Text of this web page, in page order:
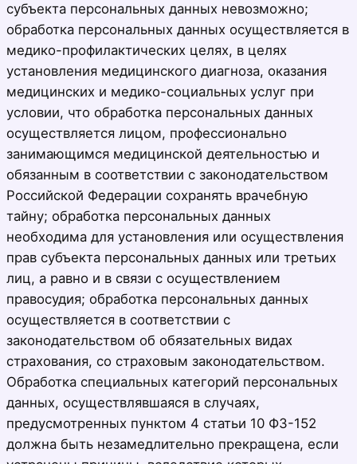
субъекта персональных данных невозможно;
обработка персональных данных осуществляется в
медико-профилактических целях, в целях
установления медицинского диагноза, оказания
медицинских и медико-социальных услуг при
условии, что обработка персональных данных
осуществляется лицом, профессионально
занимающимся медицинской деятельностью и
обязанным в соответствии с законодательством
Российской Федерации сохранять врачебную
тайну; обработка персональных данных
необходима для установления или осуществления
прав субъекта персональных данных или третьих
лиц, а равно и в связи с осуществлением
правосудия; обработка персональных данных
осуществляется в соответствии с
законодательством об обязательных видах
страхования, со страховым законодательством.
Обработка специальных категорий персональных
данных, осуществлявшаяся в случаях,
предусмотренных пунктом 4 статьи 10 ФЗ-152
должна быть незамедлительно прекращена, если